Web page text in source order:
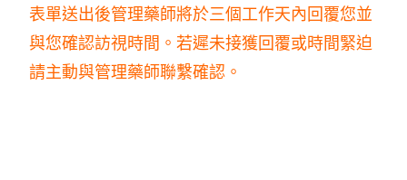
表單送出後管理藥師將於三個工作天內回覆您並
與您確認訪視時間。若遲未接獲回覆或時間緊迫
請主動與管理藥師聯繫確認。